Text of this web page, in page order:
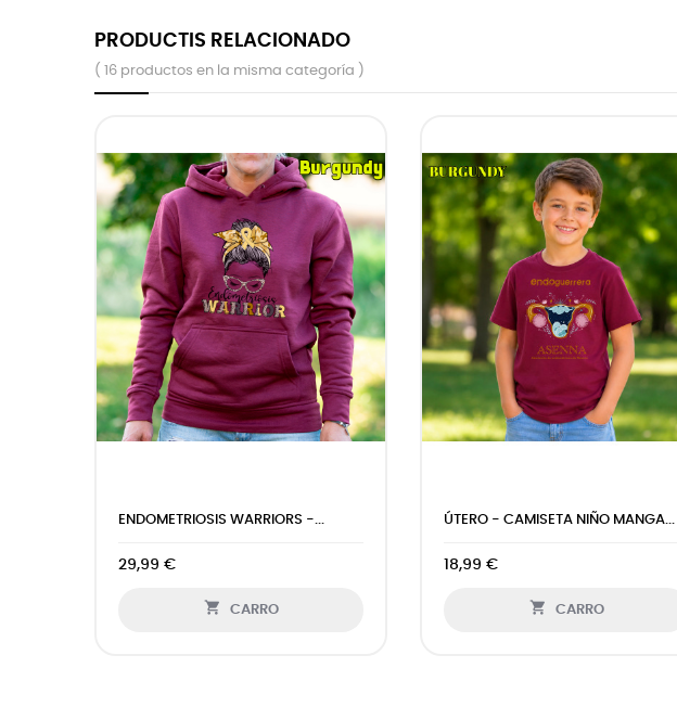
PRODUCTIS RELACIONADO
( 16 productos en la misma categoría )
CHICA ELEGANTE - CAMISETA...
19,99 €
 CARRO
ENDOMETRIOSIS WARRIORS -...
18,99 €
 CARRO